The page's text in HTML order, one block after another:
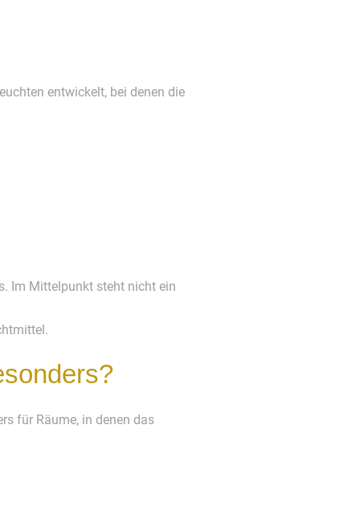
entwickelt, bei denen die
Im Mittelpunkt steht nicht ein
für Räume, in denen das